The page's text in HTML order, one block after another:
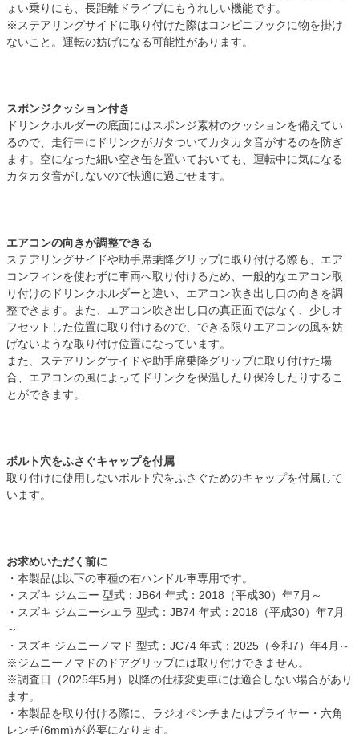
ょい乗りにも、長距離ドライブにもうれしい機能です。
※ステアリングサイドに取り付けた際はコンビニフックに物を掛け
ないこと。運転の妨げになる可能性があります。
スポンジクッション付き
ドリンクホルダーの底面にはスポンジ素材のクッションを備えてい
るので、走行中にドリンクがガタついてカタカタ音がするのを防ぎ
ます。空になった細い空き缶を置いておいても、運転中に気になる
カタカタ音がしないので快適に過ごせます。
エアコンの向きが調整できる
ステアリングサイドや助手席乗降グリップに取り付ける際も、エア
コンフィンを使わずに車両へ取り付けるため、一般的なエアコン取
り付けのドリンクホルダーと違い、エアコン吹き出し口の向きを調
整できます。また、エアコン吹き出し口の真正面ではなく、少しオ
フセットした位置に取り付けるので、できる限りエアコンの風を妨
げないような取り付け位置になっています。
また、ステアリングサイドや助手席乗降グリップに取り付けた場
合、エアコンの風によってドリンクを保温したり保冷したりするこ
とができます。
ボルト穴をふさぐキャップを付属
取り付けに使用しないボルト穴をふさぐためのキャップを付属して
います。
お求めいただく前に
・本製品は以下の車種の右ハンドル車専用です。
・スズキ ジムニー 型式：JB64 年式：2018（平成30）年7月～
・スズキ ジムニーシエラ 型式：JB74 年式：2018（平成30）年7月
～
・スズキ ジムニーノマド 型式：JC74 年式：2025（令和7）年4月～
※ジムニーノマドのドアグリップには取り付けできません。
※調査日（2025年5月）以降の仕様変更車には適合しない場合があり
ます。
・本製品を取り付ける際に、ラジオペンチまたはプライヤー・六角
レンチ(6mm)が必要になります。